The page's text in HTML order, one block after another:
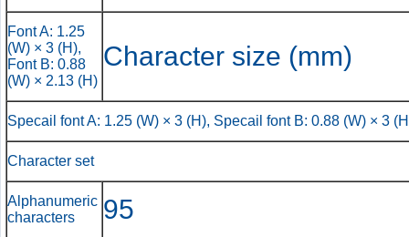
Font A: 1.25
(W) × 3 (H),
Font B: 0.88
(W) × 2.13 (H)
Character size (mm)
Specail font A: 1.25 (W) × 3 (H), Specail font B: 0.88 (W) × 3
Character set
Alphanumeric
characters
95